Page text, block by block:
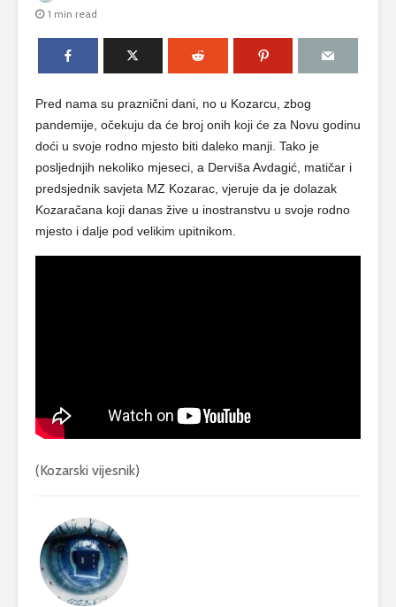
1 min read
Pred nama su praznični dani, no u Kozarcu, zbog
pandemije, očekuju da će broj onih koji će za Novu godinu
doći u svoje rodno mjesto biti daleko manji. Tako je
posljednjih nekoliko mjeseci, a Derviša Avdagić, matičar i
predsjednik savjeta MZ Kozarac, vjeruje da je dolazak
Kozaračana koji danas žive u inostranstvu u svoje rodno
mjesto i dalje pod velikim upitnikom.
(Kozarski vijesnik)